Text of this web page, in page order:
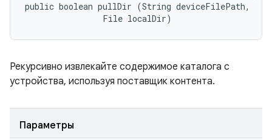
public boolean pullDir (String deviceFilePath,
                File localDir)
Рекурсивно извлекайте содержимое каталога с
устройства, используя поставщик контента.
Параметры